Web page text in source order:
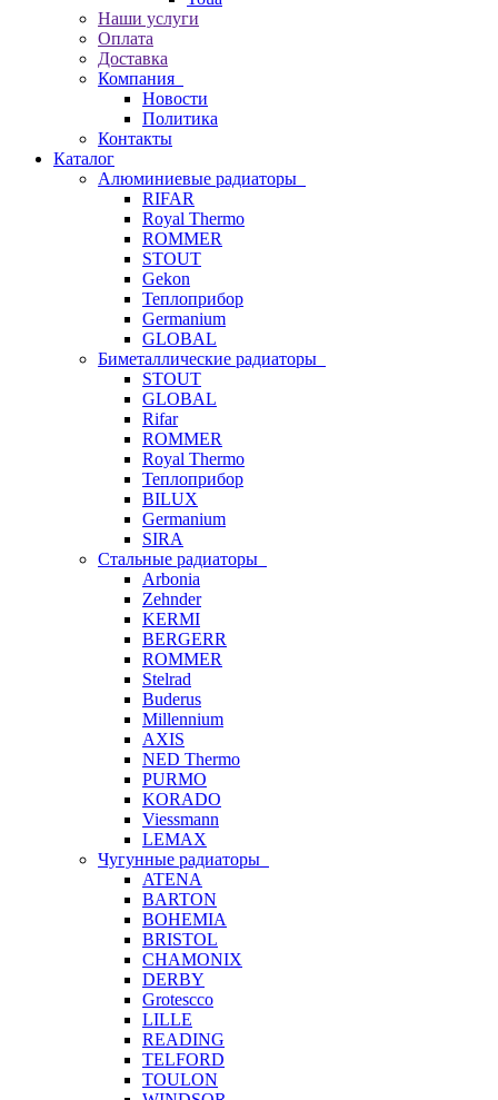
Наши услуги
Оплата
Доставка
Компания
Новости
Политика
Контакты
Каталог
Алюминиевые радиаторы
RIFAR
Royal Thermo
ROMMER
STOUT
Gekon
Теплоприбор
Germanium
GLOBAL
Биметаллические радиаторы
STOUT
GLOBAL
Rifar
ROMMER
Royal Thermo
Теплоприбор
BILUX
Germanium
SIRA
Стальные радиаторы
Arbonia
Zehnder
KERMI
BERGERR
ROMMER
Stelrad
Buderus
Millennium
AXIS
NED Thermo
PURMO
KORADO
Viessmann
LEMAX
Чугунные радиаторы
ATENA
BARTON
BOHEMIA
BRISTOL
CHAMONIX
DERBY
Grotescco
LILLE
READING
TELFORD
TOULON